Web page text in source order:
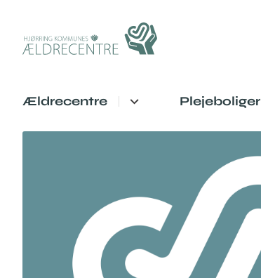
Ældrecentre Plejeboliger